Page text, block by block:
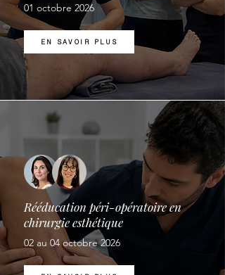
01 octobre 2026
EN SAVOIR PLUS
Rééducation péri-opératoire en
chirurgie esthétique
02 au 04 octobre 2026